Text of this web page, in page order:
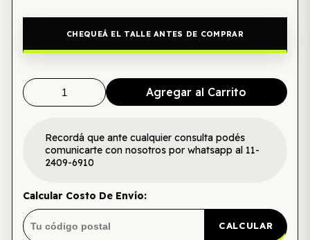
CHEQUEÁ EL TALLE ANTES DE COMPRAR
Agregar al Carrito
Recordá que ante cualquier consulta podés
comunicarte con nosotros por whatsapp al 11-
2409-6910
Calcular Costo De Envío:
CALCULAR